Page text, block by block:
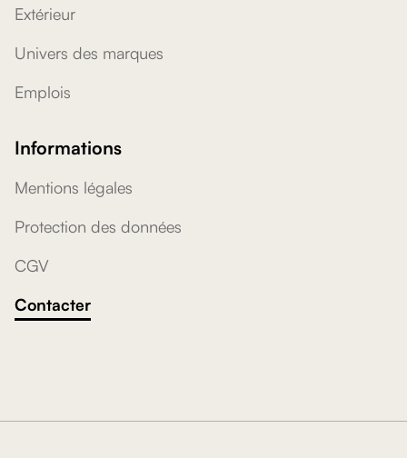
Extérieur
Univers des marques
Emplois
Informations
Mentions légales
Protection des données
CGV
Contacter